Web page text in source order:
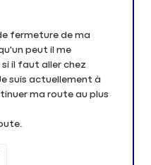
fermeture de ma
peut il me
il faut aller chez
suis actuellement à
ma route au plus